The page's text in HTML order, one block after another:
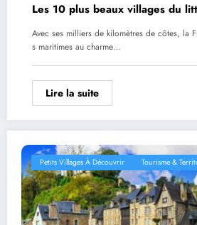
Les 10 plus beaux villages du
Avec ses milliers de kilomètres de côtes, la
s maritimes au charme…
Lire la suite
Petits Villages À Découvrir Tourisme &